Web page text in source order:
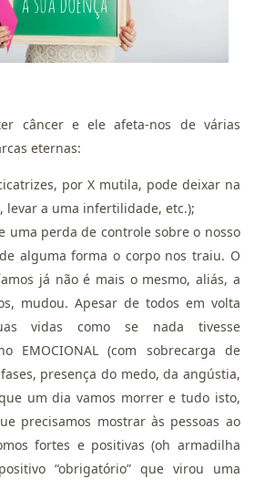
câncer e ele afeta-nos de várias
eternas:
por X mutila, pode deixar na
levar a uma infertilidade, etc.);
uma perda de controle sobre o nosso
alguma forma o corpo nos traiu. O
já não é mais o mesmo, aliás, a
mudou. Apesar de todos em volta
vidas como se nada tivesse
EMOCIONAL (com sobrecarga de
presença do medo, da angústia,
um dia vamos morrer e tudo isto,
precisamos mostrar às pessoas ao
fortes e positivas (oh armadilha
“obrigatório” que virou uma